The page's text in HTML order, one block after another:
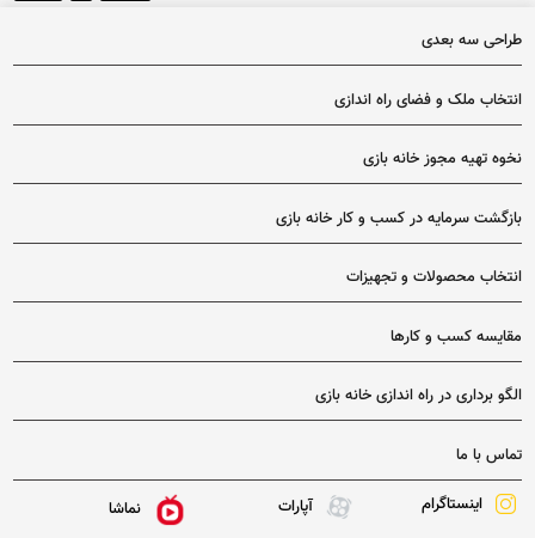
طراحی سه بعدی
انتخاب ملک و فضای راه اندازی
نخوه تهیه مجوز خانه بازی
بازگشت سرمایه در کسب و کار خانه بازی
انتخاب محصولات و تجهیزات
مقایسه کسب و کارها
الگو برداری در راه اندازی خانه بازی
تماس با ما
اینستاگرام آپارات نماشا